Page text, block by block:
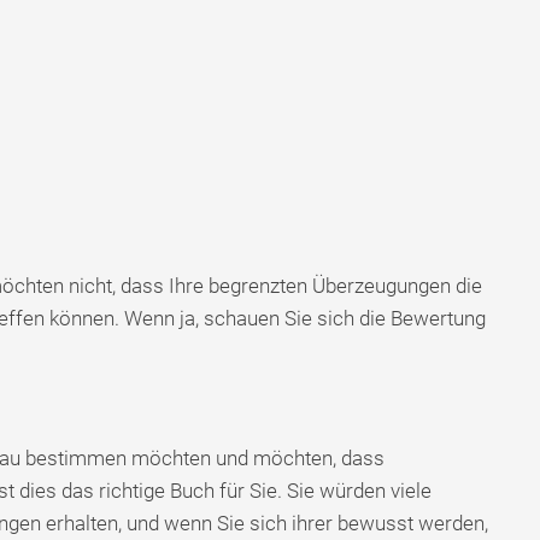
nicht, dass Ihre begrenzten Überzeugungen die
können. Wenn ja, schauen Sie sich die Bewertung
bestimmen möchten und möchten, dass
dies das richtige Buch für Sie. Sie würden viele
erhalten, und wenn Sie sich ihrer bewusst werden,